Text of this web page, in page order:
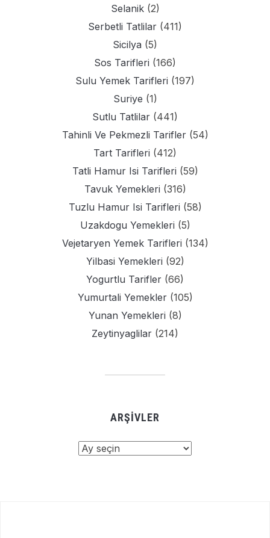
Selanik(2)
Serbetli Tatlilar (411)
Sicilya (5)
Sos Tarifleri (166)
Sulu Yemek Tarifleri (197)
Suriye (1)
Sutlu Tatlilar (441)
Tahinli Ve Pekmezli Tarifler(54)
Tart Tarifleri (412)
Tatli Hamur Isi Tarifleri (59)
Tavuk Yemekleri (316)
Tuzlu Hamur Isi Tarifleri (58)
Uzakdogu Yemekleri (5)
Vejetaryen Yemek Tarifleri (134)
Yilbasi Yemekleri (92)
Yogurtlu Tarifler (66)
Yumurtali Yemekler(105)
Yunan Yemekleri (8)
Zeytinyaglilar (214)
ARŞIVLER